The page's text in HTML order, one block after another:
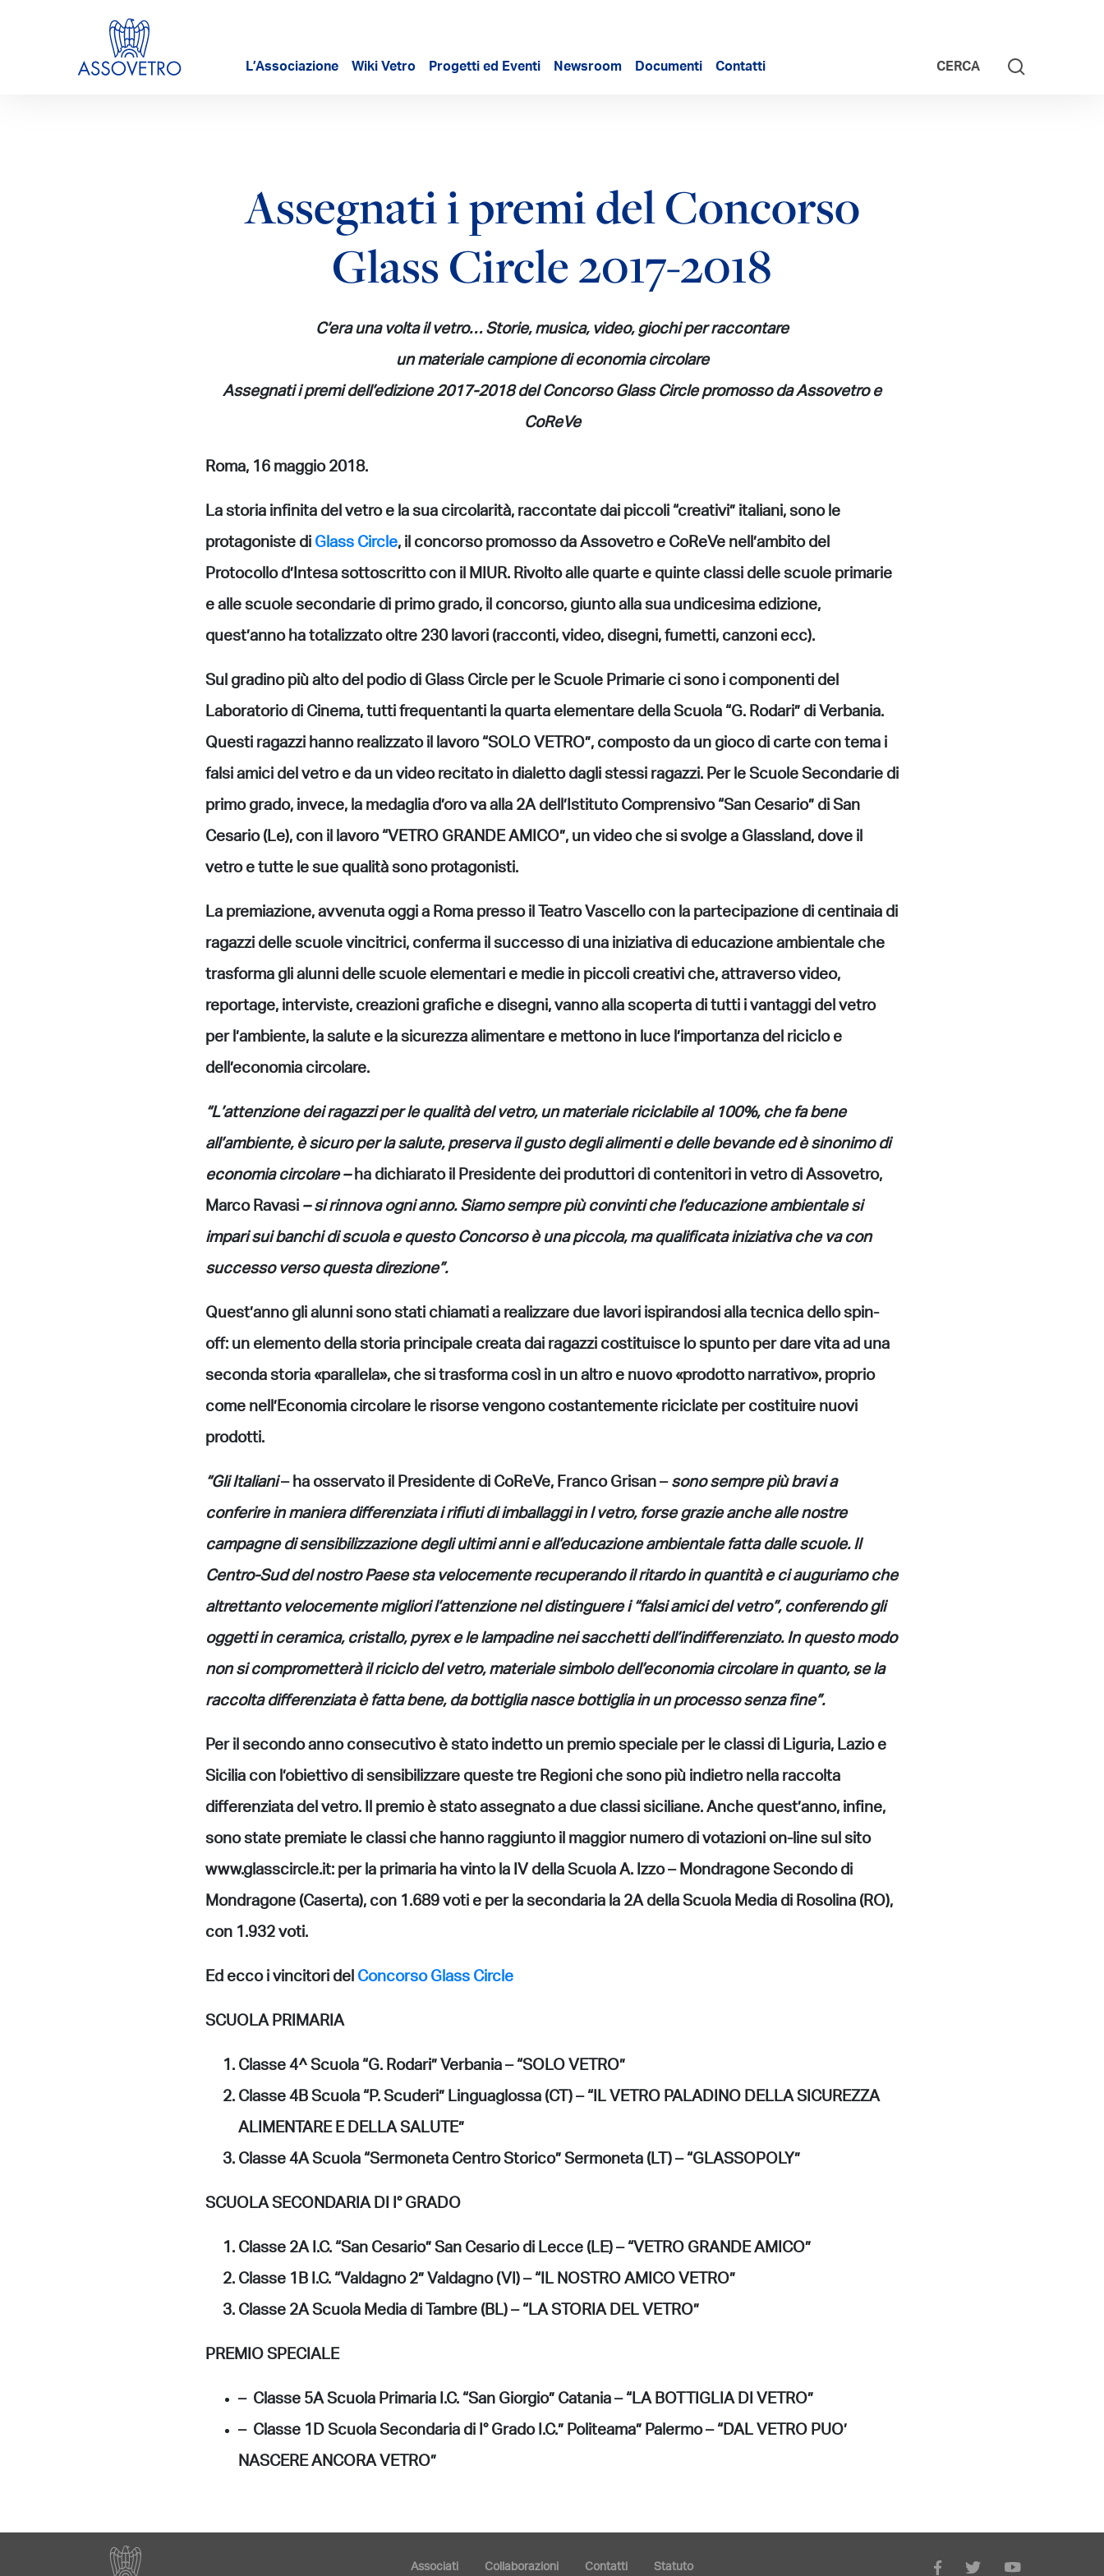
L’Associazione Wiki Vetro Progetti ed Eventi Newsroom Documenti Contatti CERCA
Assegnati i premi del Concorso
Glass Circle 2017-2018
C’era una volta il vetro… Storie, musica, video, giochi per raccontare
un materiale campione di economia circolare
Assegnati i premi dell’edizione 2017-2018 del Concorso Glass Circle promosso da Assovetro e
CoReVe
Roma, 16 maggio 2018.
La storia infinita del vetro e la sua circolarità, raccontate dai piccoli “creativi” italiani, sono le
protagoniste di Glass Circle, il concorso promosso da Assovetroe CoReVe nell’ambito del
Protocollo d’Intesa sottoscritto con il MIUR. Rivolto alle quarte e quinte classi delle scuole primarie
e alle scuole secondarie di primo grado, il concorso, giunto alla sua undicesima edizione,
quest’anno ha totalizzato oltre 230 lavori (racconti, video, disegni, fumetti, canzoni ecc).
Sul gradino più alto del podio di Glass Circle per le Scuole Primarie ci sono i componenti del
Laboratorio di Cinema, tutti frequentanti la quarta elementare della Scuola “G. Rodari” di Verbania.
Questi ragazzi hanno realizzato il lavoro “SOLO VETRO”, composto da un gioco di carte con tema i
falsi amici del vetro e da un video recitato in dialetto dagli stessi ragazzi. Per le Scuole Secondarie di
primo grado, invece, la medaglia d’oro va alla 2A dell’Istituto Comprensivo “San Cesario” di San
Cesario (Le), con il lavoro “VETRO GRANDE AMICO”, un video che si svolge a Glassland, dove il
vetro e tutte le sue qualità sono protagonisti.
La premiazione, avvenuta oggi a Roma presso il Teatro Vascello con la partecipazione di centinaia di
ragazzi delle scuole vincitrici, conferma il successo di una iniziativa di educazione ambientale che
trasforma gli alunni delle scuole elementari e medie in piccoli creativi che, attraverso video,
reportage, interviste, creazioni grafiche e disegni, vanno alla scoperta di tutti i vantaggi del vetro
per l’ambiente, la salute e la sicurezza alimentare e mettono in luce l’importanza del riciclo e
dell’economia circolare.
“L’attenzione dei ragazzi per le qualità del vetro, un materiale riciclabile al 100%, che fa bene
all’ambiente, è sicuro per la salute, preserva il gusto degli alimenti e delle bevande ed è sinonimo di
economia circolare –ha dichiarato il Presidente dei produttori di contenitori in vetro di Assovetro,
Marco Ravasi – si rinnova ogni anno. Siamo sempre più convinti che l’educazione ambientale si
impari sui banchi di scuola e questo Concorso è una piccola, ma qualificata iniziativa che va con
successo verso questa direzione”.
Quest’anno gli alunni sono stati chiamati a realizzare due lavori ispirandosi alla tecnica dello spin-
off: un elemento della storia principale creata dai ragazzi costituisce lo spunto per dare vita ad una
seconda storia «parallela», che si trasforma così in un altro e nuovo «prodotto narrativo», proprio
come nell’Economia circolare le risorse vengono costantemente riciclate per costituire nuovi
prodotti.
“Gli Italiani– ha osservato il Presidente di CoReVe, Franco Grisan –sono sempre più bravi a
conferire in maniera differenziata i rifiuti di imballaggi in l vetro, forse grazie anche alle nostre
campagne di sensibilizzazione degli ultimi anni e all’educazione ambientale fatta dalle scuole. Il
Centro-Sud del nostro Paese sta velocemente recuperando il ritardo in quantità e ci auguriamo che
altrettanto velocemente migliori l’attenzione nel distinguere i “falsi amici del vetro”, conferendo gli
oggetti in ceramica, cristallo, pyrex e le lampadine nei sacchetti dell’indifferenziato. In questo modo
non si comprometterà il riciclo del vetro, materiale simbolo dell’economia circolare in quanto, se la
raccolta differenziata è fatta bene, da bottiglia nasce bottiglia in un processo senza fine”.
Per il secondo anno consecutivo è stato indetto un premio speciale per le classi di Liguria, Lazio e
Sicilia con l’obiettivo di sensibilizzare queste tre Regioni che sono più indietronella raccolta
differenziata del vetro. Il premio è stato assegnato a due classi siciliane. Anche quest’anno, infine,
sono state premiate le classi che hanno raggiunto il maggior numero di votazioni on-line sul sito
www.glasscircle.it: per la primaria ha vinto la IV della Scuola A. Izzo – Mondragone Secondo di
Mondragone (Caserta), con 1.689 voti e per la secondaria la 2A della Scuola Media di Rosolina (RO),
con 1.932 voti.
Ed ecco i vincitori del Concorso Glass Circle
SCUOLA PRIMARIA
Classe 4^ Scuola “G. Rodari” Verbania – “SOLO VETRO”
Classe 4B Scuola “P. Scuderi” Linguaglossa (CT) – “IL VETRO PALADINO DELLA SICUREZZA
ALIMENTARE E DELLA SALUTE”
Classe 4A Scuola “Sermoneta Centro Storico” Sermoneta (LT) – “GLASSOPOLY”
SCUOLA SECONDARIA DI I° GRADO
Classe 2A I.C. “San Cesario” San Cesario di Lecce (LE) – “VETRO GRANDE AMICO”
Classe 1B I.C. “Valdagno 2” Valdagno (VI) – “IL NOSTRO AMICO VETRO”
Classe 2A Scuola Media di Tambre (BL) – “LA STORIA DEL VETRO”
PREMIO SPECIALE
– Classe 5A Scuola Primaria I.C. “San Giorgio” Catania – “LA BOTTIGLIA DI VETRO”
– Classe 1D Scuola Secondaria di I° Grado I.C.” Politeama” Palermo – “DAL VETRO PUO’
NASCERE ANCORA VETRO”
Associati Collaborazioni Contatti Statuto